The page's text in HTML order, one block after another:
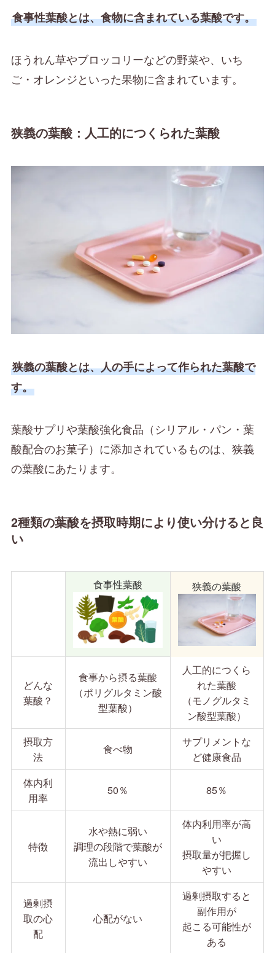
食事性葉酸とは、食物に含まれている葉酸です。
ほうれん草やブロッコリーなどの野菜や、いち
ご・オレンジといった果物に含まれています。
狭義の葉酸：人工的につくられた葉酸
狭義の葉酸とは、人の手によって作られた葉酸で
す。
葉酸サプリや葉酸強化食品（シリアル・パン・葉
酸配合のお菓子）に添加されているものは、狭義
の葉酸にあたります。
2種類の葉酸を摂取時期により使い分けると良
い
食事性葉酸 狭義の葉酸
どんな
葉酸？
食事から摂る葉酸
（ポリグルタミン酸
型葉酸）
人工的につくら
れた葉酸
（モノグルタミ
ン酸型葉酸）
摂取方
法
食べ物
サプリメントな
ど健康食品
体内利
用率
50％ 85％
特徴
水や熱に弱い
調理の段階で葉酸が
流出しやすい
体内利用率が高
い
摂取量が把握し
やすい
過剰摂
取の心
配
心配がない
過剰摂取すると
副作用が
起こる可能性が
ある